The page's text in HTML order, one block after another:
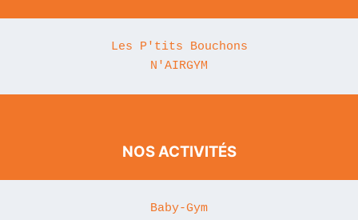
Les P'tits Bouchons
N'AIRGYM
NOS ACTIVITÉS
Baby-Gym